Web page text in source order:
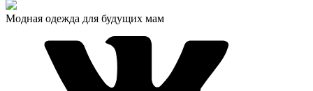
Модная одежда для будущих мам